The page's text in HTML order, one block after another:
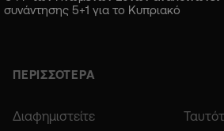
συνάντησης 5+1 για το Κυπριακό
ΠΕΡΙΣΣΟΤΕΡΑ
Διαφημιστείτε